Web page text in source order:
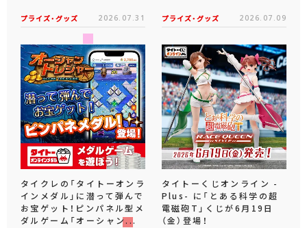
プライズ・グッズ 2026.07.31 プライズ・グッズ 2026.07.09
タイクレの「タイトーオンラ
インメダル」に潜って弾んで
お宝ゲット！ピンパネル型メ
ダルゲーム「オーシャン...
タイトーくじオンライン -
Plus- に「とある科学の超
電磁砲T」くじが6月19日
（金）登場！